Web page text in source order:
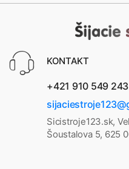
KONTAKT
+421 910 549 243
Sicistroje123.sk,
Šoustalova 5, 625